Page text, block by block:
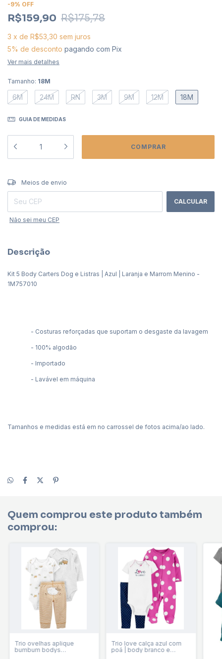
-9% OFF
R$159,90 R$175,78
3 x de R$53,30 sem juros
5% de desconto pagando com Pix
Ver mais detalhes
Tamanho: 18M
6M 24M RN 3M 9M 12M 18M
GUIA DE MEDIDAS
Entregas para o CEP:
Meios de envio
CALCULAR
Não sei meu CEP
Descrição
Kit 5 Body Carters Dog e Listras | Azul | Laranja e Marrom Menino -
1M757010
- Costuras reforçadas que suportam o desgaste da lavagem
- 100% algodão
- Importado
- Lavável em máquina
Tamanhos e medidas está em no carrossel de fotos acima/ao lado.
Quem comprou este produto também
comprou:
Trio ovelhas aplique
bumbum bodys
Trio love calça azul com
poá | body branco e